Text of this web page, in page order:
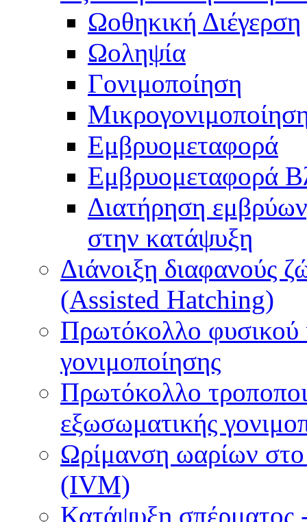
Ωοθηκική Διέγερση
Ωοληψία
Γονιμοποίηση
Εμβρυομεταφορά
Εμβρυομεταφορά
Διατήρηση
στην κατάψυξη
Διάνοιξη διαφανούς
(Assisted Hatching)
Πρωτόκολλο φυσικού
γονιμοποίησης
Πρωτόκολλο
εξωσωματικής
Ωρίμανση ωαρίων
(IVM)
Κατάψυξη σπέρματος